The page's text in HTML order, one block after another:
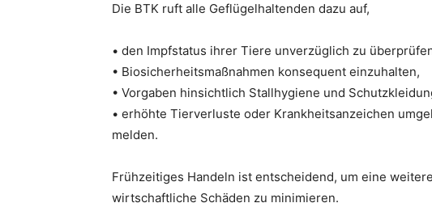
Die BTK ruft alle Geflügelhaltenden dazu auf,
• den Impfstatus ihrer Tiere unverzüglich zu
• Biosicherheitsmaßnahmen konsequent einzuhalten,
• Vorgaben hinsichtlich Stallhygiene und
• erhöhte Tierverluste oder Krankheitsanzeichen
melden.
Frühzeitiges Handeln ist entscheidend, um eine
wirtschaftliche Schäden zu minimieren.